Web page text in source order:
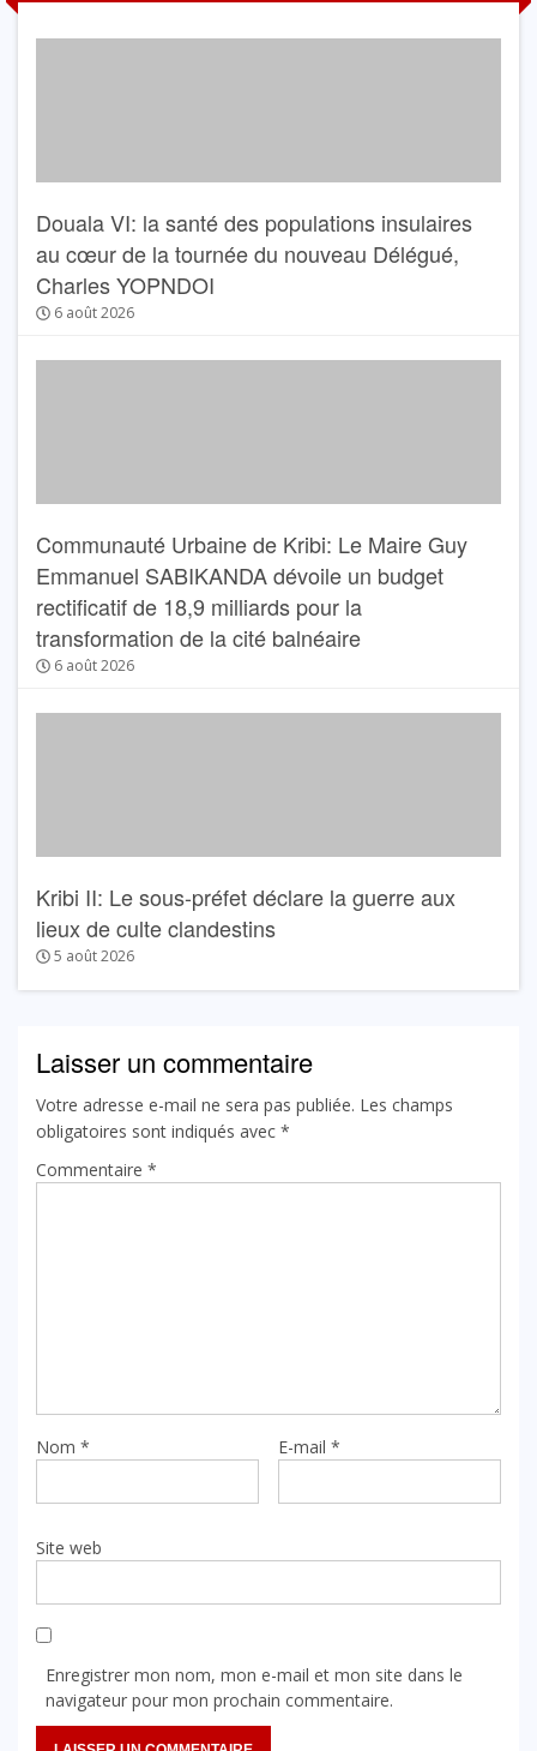
Douala VI: la santé des populations insulaires
au cœur de la tournée du nouveau Délégué,
Charles YOPNDOI
6 août 2026
Communauté Urbaine de Kribi: Le Maire Guy
Emmanuel SABIKANDA dévoile un budget
rectificatif de 18,9 milliards pour la
transformation de la cité balnéaire
6 août 2026
Kribi II: Le sous-préfet déclare la guerre aux
lieux de culte clandestins
5 août 2026
Laisser un commentaire
Votre adresse e-mail ne sera pas publiée. Les champs
obligatoires sont indiqués avec *
Commentaire *
Nom * E-mail *
Site web
Enregistrer mon nom, mon e-mail et mon site dans le
navigateur pour mon prochain commentaire.